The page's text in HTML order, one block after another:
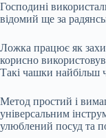
Господині
відомий ще за
Ложка працює як
корисно
Такі чашки найбільш
Метод простий і
універсальним
улюблений посуд та